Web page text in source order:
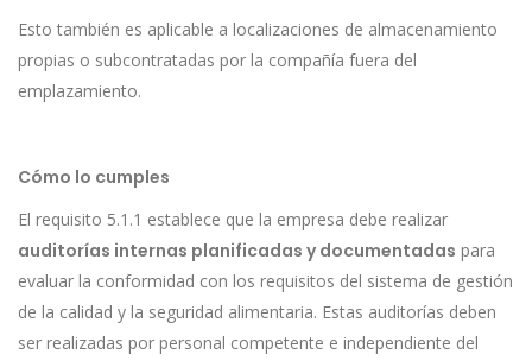
Esto también es aplicable a localizaciones de almacenamiento
propias o subcontratadas por la compañía fuera del
emplazamiento.
Cómo lo cumples
El requisito 5.1.1 establece que la empresa debe realizar
auditorías internas planificadas y documentadas para
evaluar la conformidad con los requisitos del sistema de gestión
de la calidad y la seguridad alimentaria. Estas auditorías deben
ser realizadas por personal competente e independiente del